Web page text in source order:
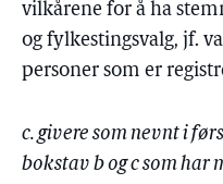
vilkårene for å ha
og fylkestingsvalg, jf.
personer som er
c. givere som nevnt i
bokstav b og c som har